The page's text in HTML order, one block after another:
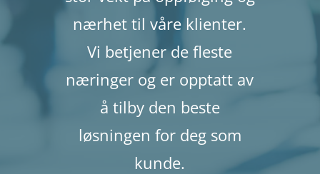
nærhet til våre klienter.
Vi betjener de fleste
næringer og er opptatt av
å tilby den beste
løsningen for deg som
kunde.